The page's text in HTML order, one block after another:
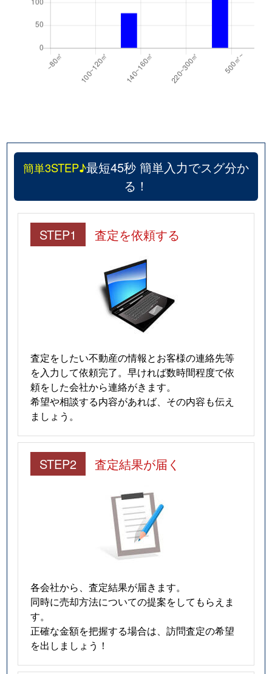
簡単3STEP♪最短45秒 簡単入力でスグ分か
る！
STEP1 査定を依頼する
査定をしたい不動産の情報とお客様の連絡先等
を入力して依頼完了。早ければ数時間程度で依
頼をした会社から連絡がきます。
希望や相談する内容があれば、その内容も伝え
ましょう。
STEP2 査定結果が届く
各会社から、査定結果が届きます。
同時に売却方法についての提案をしてもらえま
す。
正確な金額を把握する場合は、訪問査定の希望
を出しましょう！